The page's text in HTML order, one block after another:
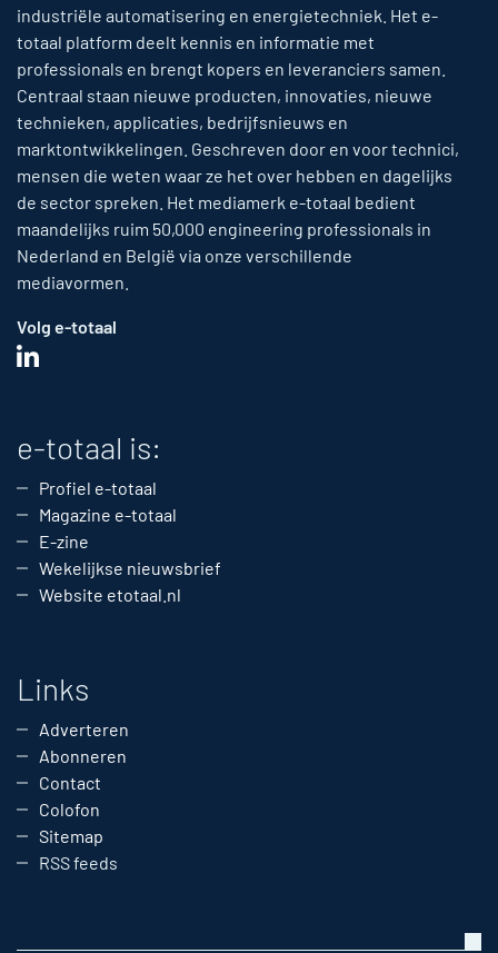
industriële automatisering en energietechniek. Het e-
totaal platform deelt kennis en informatie met
professionals en brengt kopers en leveranciers samen.
Centraal staan nieuwe producten, innovaties, nieuwe
technieken, applicaties, bedrijfsnieuws en
marktontwikkelingen. Geschreven door en voor technici,
mensen die weten waar ze het over hebben en dagelijks
de sector spreken. Het mediamerk e-totaal bedient
maandelijks ruim 50,000 engineering professionals in
Nederland en België via onze verschillende
mediavormen.
Volg e-totaal
e-totaal is:
Profiel e-totaal
Magazine e-totaal
E-zine
Wekelijkse nieuwsbrief
Website etotaal.nl
Links
Adverteren
Abonneren
Contact
Colofon
Sitemap
RSS feeds